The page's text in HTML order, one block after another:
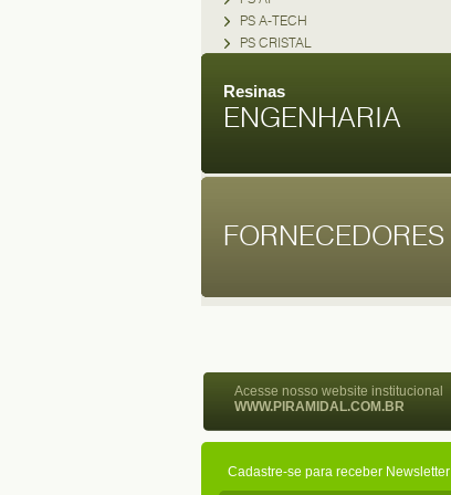
PS A-TECH
PS CRISTAL
Resinas
ENGENHARIA
FORNECEDORES
Acesse nosso website institucional
WWW.PIRAMIDAL.COM.BR
Cadastre-se para receber Newsletter